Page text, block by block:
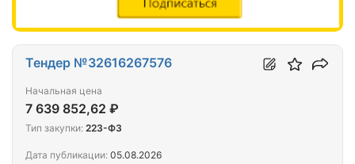
Тендер №32616267576
Начальная цена
7 639 852,62 ₽
Тип закупки: 223-ФЗ
Дата публикации: 05.08.2026